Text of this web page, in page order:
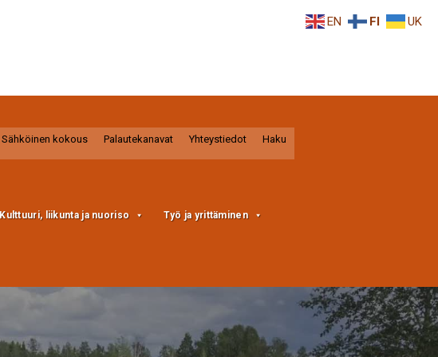
Sähköinen kokous Palautekanavat Yhteystiedot Haku
Kulttuuri, liikunta ja nuoriso Työ ja yrittäminen
EN FI UK